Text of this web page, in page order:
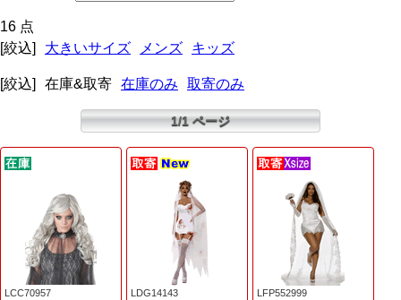
16 点
[絞込]
大きいサイズ メンズ キッズ
[絞込] 在庫&取寄 在庫のみ 取寄のみ
1/1 ページ
LCC70957 LDG14143 LFP552999